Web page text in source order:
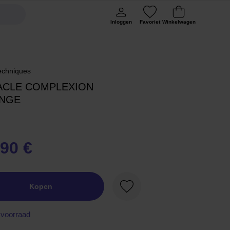
Inloggen Favoriet Winkelwagen
COMPLEXION
€
Kopen
Favoriet